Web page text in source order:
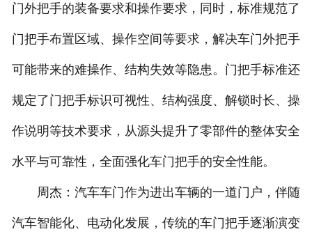
门外把手的装备要求和操作要求，同时，标准规范了
门把手布置区域、操作空间等要求，解决车门外把手
可能带来的难操作、结构失效等隐患。门把手标准还
规定了门把手标识可视性、结构强度、解锁时长、操
作说明等技术要求，从源头提升了零部件的整体安全
水平与可靠性，全面强化车门把手的安全性能。
周杰：汽车车门作为进出车辆的一道门户，伴随
汽车智能化、电动化发展，传统的车门把手逐渐演变